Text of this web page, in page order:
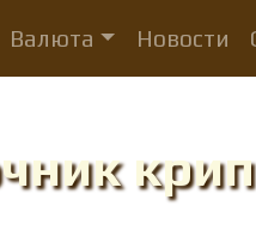
Валюта Новости